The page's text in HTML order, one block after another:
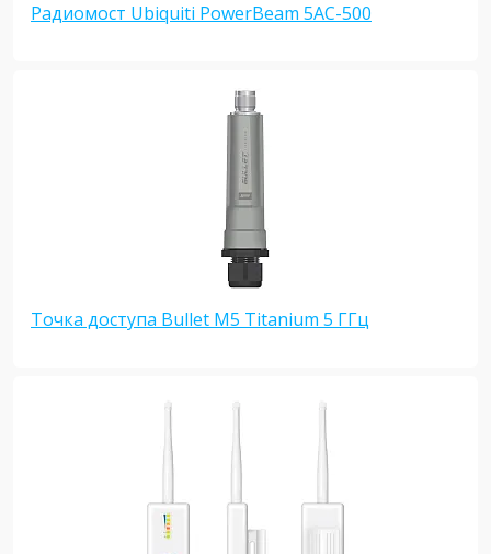
Радиомост Ubiquiti PowerBeam 5AC-500
Точка доступа Bullet M5 Titanium 5 ГГц